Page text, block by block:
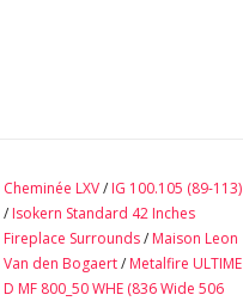
Cheminée LXV/ IG 100.105 (89-113)
/ Isokern Standard 42 Inches
Fireplace Surrounds/ Maison Leon
Van den Bogaert/ Metalfire ULTIME
D MF 800_50 WHE (836 Wide 506